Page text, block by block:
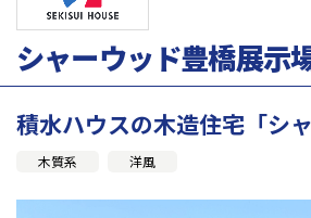
シャーウッド豊橋展示
積水ハウスの木造住宅「シ
木質系 洋風